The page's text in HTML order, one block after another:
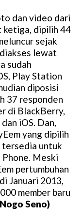
dan video dari
ketiga, dipilih 44
sejak
lewat
sudah
Play Station
diposisi
37 responden
di BlackBerry,
iOS. Dan,
yang dipilih
tersedia untuk
Phone. Meski
pertumbuhan
Januari 2013,
member baru
Seno)